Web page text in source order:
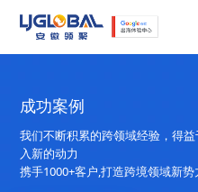
成功案例
我们不断积累的跨领域经验，得
入新的动力
携手1000+客户,打造跨境领域新势